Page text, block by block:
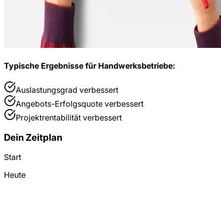
Typische Ergebnisse für Handwerksbetriebe:
Auslastungsgrad verbessert
Angebots-Erfolgsquote verbessert
Projektrentabilität verbessert
Dein Zeitplan
Start
Heute